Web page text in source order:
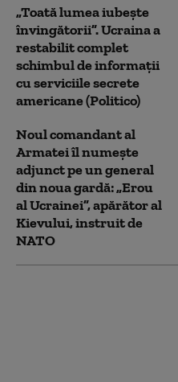
„Toată lumea iubește
învingătorii”. Ucraina a
restabilit complet
schimbul de informații
cu serviciile secrete
americane (Politico)
Noul comandant al
Armatei îl numește
adjunct pe un general
din noua gardă: „Erou
al Ucrainei”, apărător al
Kievului, instruit de
NATO